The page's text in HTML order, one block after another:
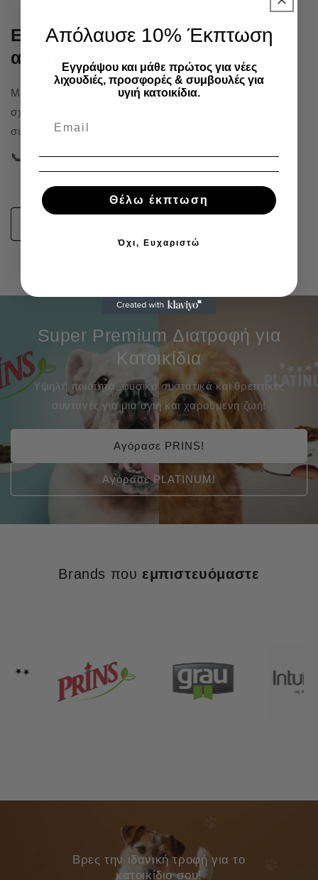
Είμαστε δίπλα σου για κάθε
απορία
Μη διστάσεις να μας καλέσεις για οποιαδήποτε απορία
σχετικά με τον καλύτερό σου φίλο. Οι έμπειροι
συνεργάτες μας θα σου λύσουν κάθε απορία.
📞 215 215 91 41
Super Premium Διατροφή για
Κατοικίδια
Υψηλή ποιότητα, φυσικά συστατικά και θρεπτικές
συνταγές για μια υγιή και χαρούμενη ζωή!
Αγόρασε PRINS!
Αγόρασε PLATINUM!
Brands που εμπιστευόμαστε
Bρες την ιδανική τροφή για το
κατοικίδιο σου!
Απόλαυσε 10% Έκπτωση
Εγγράψου και μάθε πρώτος για νέες
λιχουδιές, προσφορές & συμβουλές για
υγιή κατοικίδια.
Θέλω έκπτωση
Όχι, Ευχαριστώ